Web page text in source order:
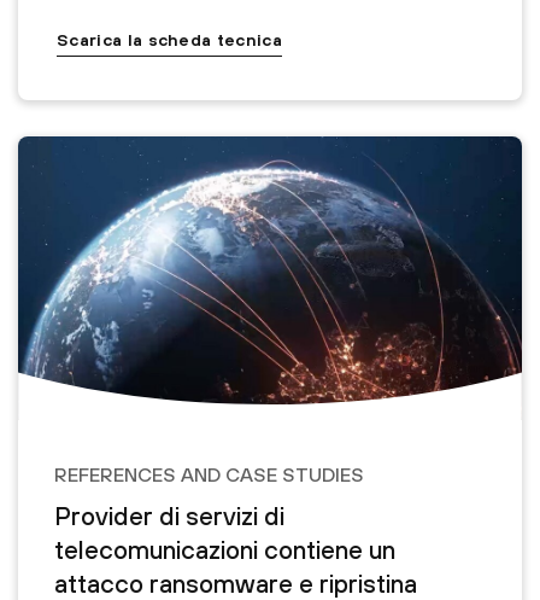
Scarica la scheda tecnica
REFERENCES AND CASE STUDIES
Provider di servizi di
telecomunicazioni contiene un
attacco ransomware e ripristina